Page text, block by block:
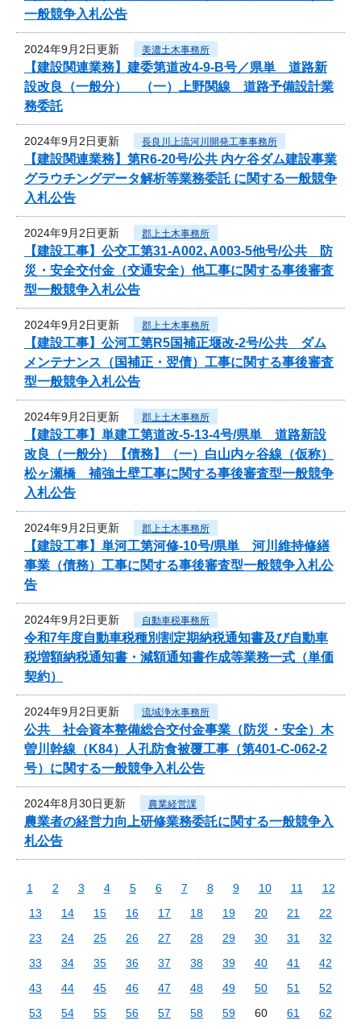
一般競争入札公告
2024年9月2日更新 美濃土木事務所
【建設関連業務】建委第道改4-9-B号／県単 道路新
設改良（一般分） （一）上野関線 道路予備設計業
務委託
2024年9月2日更新 長良川上流河川開発工事事務所
【建設関連業務】第R6-20号/公共 内ケ谷ダム建設事業
グラウチングデータ解析等業務委託 に関する一般競争
入札公告
2024年9月2日更新 郡上土木事務所
【建設工事】公交工第31-A002､A003-5他号/公共 防
災・安全交付金（交通安全）他工事に関する事後審査
型一般競争入札公告
2024年9月2日更新 郡上土木事務所
【建設工事】公河工第R5国補正堰改-2号/公共 ダム
メンテナンス（国補正・翌債）工事に関する事後審査
型一般競争入札公告
2024年9月2日更新 郡上土木事務所
【建設工事】単建工第道改-5-13-4号/県単 道路新設
改良（一般分）【債務】（一）白山内ヶ谷線（仮称）
松ヶ瀬橋 補強土壁工事に関する事後審査型一般競争
入札公告
2024年9月2日更新 郡上土木事務所
【建設工事】単河工第河修-10号/県単 河川維持修繕
事業（債務）工事に関する事後審査型一般競争入札公
告
2024年9月2日更新 自動車税事務所
令和7年度自動車税種別割定期納税通知書及び自動車
税増額納税通知書・減額通知書作成等業務一式（単価
契約）
2024年9月2日更新 流域浄水事務所
公共 社会資本整備総合交付金事業（防災・安全）木
曽川幹線（K84）人孔防食被覆工事（第401-C-062-2
号）に関する一般競争入札公告
2024年8月30日更新 農業経営課
農業者の経営力向上研修業務委託に関する一般競争入
札公告
1 2 3 4 5 6 7 8 9 10 11
12
13
14 15 16 17 18 19 20 21
22
23
24 25 26 27 28 29 30 31
32
33
34 35 36 37 38 39 40 41
42
43
44 45 46 47 48 49 50 51
52
53
54 55 56 57 58 59 60 61
62